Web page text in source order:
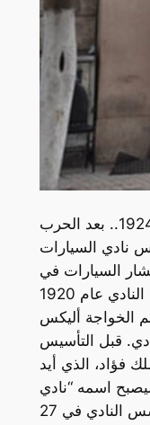
نادي السيارات الملكي المصري 1924.. بعد الحرب
نادي السيارات
السيارات في
مصر. بدأت محاولات جدية لإحياء النادي عام 1920
الخواجة أليكس
قبل التأسيس
فؤاد، الذي أيد
ليصبح اسمه “نادي
السيارات الملكي المصري”. تأسس النادي في 27